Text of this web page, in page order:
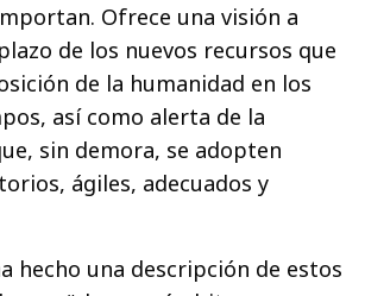
Ofrece una visión a
de los nuevos recursos que
de la humanidad en los
así como alerta de la
sin demora, se adopten
ágiles, adecuados y
hecho una descripción de estos